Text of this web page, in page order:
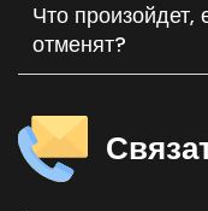
Что
отменят?